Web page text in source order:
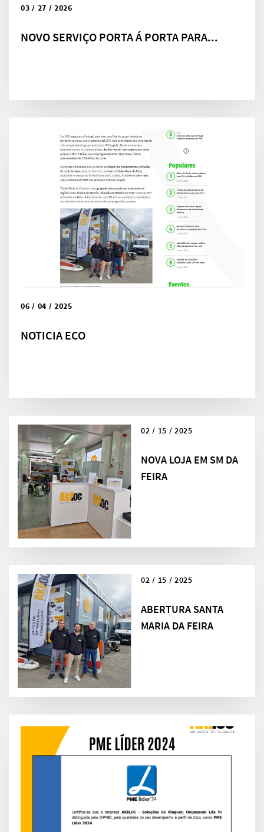
03 / 27 / 2026
NOVO SERVIÇO PORTA Á PORTA PARA...
06 / 04 / 2025
NOTICIA ECO
02 / 15 / 2025
NOVA LOJA EM SM DA
FEIRA
02 / 15 / 2025
ABERTURA SANTA
MARIA DA FEIRA